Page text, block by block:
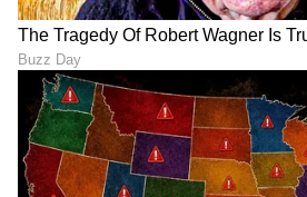
ABOUT THE AUTHOR